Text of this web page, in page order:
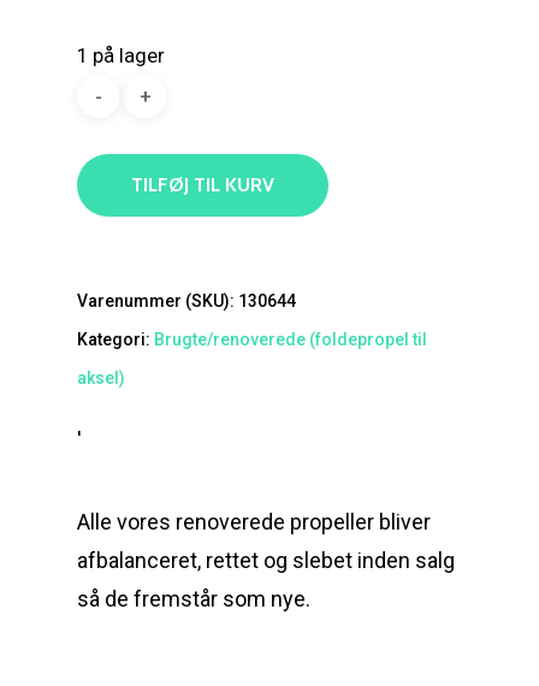
1 på lager
TILFØJ TIL KURV
Varenummer (SKU): 130644
Kategori: Brugte/renoverede (foldepropel til
aksel)
'
Alle vores renoverede propeller bliver
afbalanceret, rettet og slebet inden salg
så de fremstår som nye.